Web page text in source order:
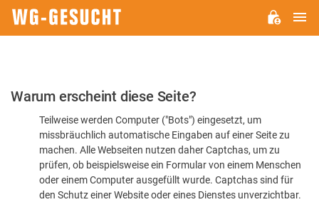
Bitte
dass
Warum erscheint diese Seite?
Teilweise werden Computer ("Bots") eingesetzt, um
missbräuchlich automatische Eingaben auf einer Seite zu
machen. Alle Webseiten nutzen daher Captchas, um zu
prüfen, ob beispielsweise ein Formular von einem Menschen
oder einem Computer ausgefüllt wurde. Captchas sind für
den Schutz einer Website oder eines Dienstes unverzichtbar.